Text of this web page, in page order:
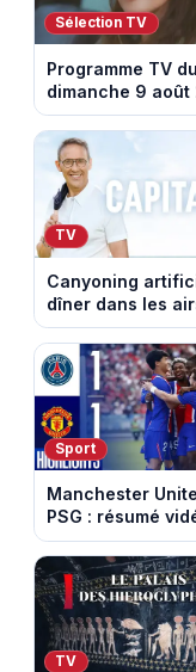
Sélection TV
Programme TV du
dimanche 9 août
: notre sélection
votre soirée télé
TV
Canyoning
dîner dans les
les loisirs les
passés au crible
Capital
Sport
Manchester
PSG : résumé
match amical du
2026
TV